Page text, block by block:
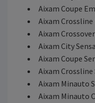
Aixam Coupe
Aixam Crossline
Aixam
Aixam City
Aixam Coupe
Aixam Crossline
Aixam Minauto
Aixam Minauto